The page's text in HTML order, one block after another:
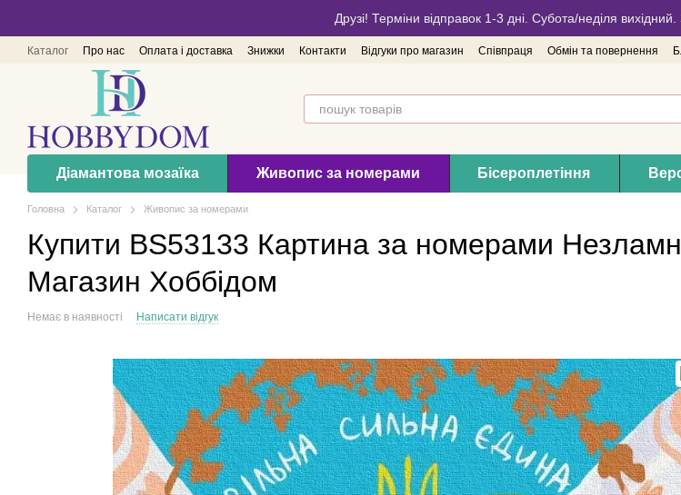
Друзі! Терміни відправок 1-3 дні. Субота/неділя
Каталог Про нас Оплата і доставка Знижки Контакти Відгуки про магазин Співпраця Обмін та повернення
Діамантова мозаїка Живопис за номерами Бісероплетіння
Головна Каталог Живопис за номерами
Купити BS53133 Картина за номерами
Магазин Хоббідом
Немає в наявності Написати відгук